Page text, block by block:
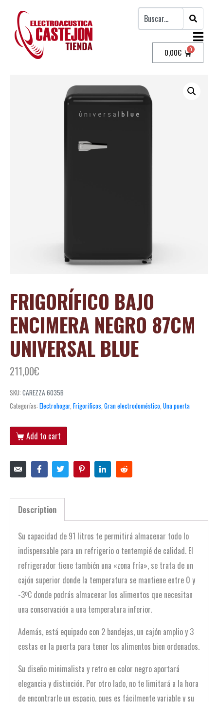
0,00€
FRIGORÍFICO BAJO
ENCIMERA NEGRO 87CM
UNIVERSAL BLUE
211,00€
SKU: CAREZZA 6035B
Categorías: Electrohogar, Frigoríficos Gran electrodoméstico Una puerta
Add to cart
Description
Su capacidad de 91 litros te permitirá almacenar todo lo
indispensable para un refrigerio o tentempié de calidad. El
refrigerador tiene también una «zona fría», se trata de un
cajón superior donde la temperatura se mantiene entre 0 y
-3ºC donde podrás almacenar los alimentos que necesitan
una conservación a una temperatura inferior.
Además, está equipado con 2 bandejas, un cajón amplio y 3
cestas en la puerta para tener los alimentos bien ordenados.
Su diseño minimalista y retro en color negro aportará
elegancia y distinción. Por otro lado, no te limitará a la hora
de encontrarle un espacio, pues es fácilmente variable y su